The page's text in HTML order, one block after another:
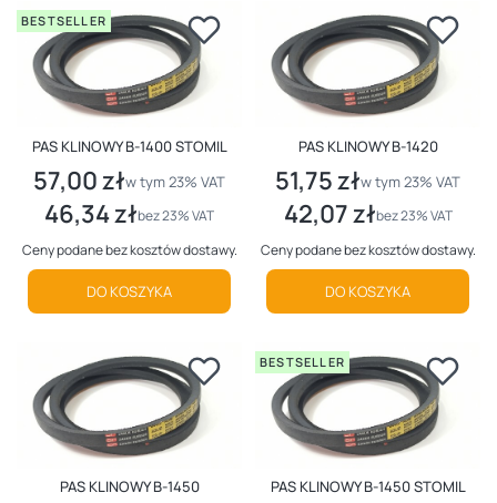
BESTSELLER
PAS KLINOWY B-1400 STOMIL
Cena brutto
57,00 złw tym %s VAT
w tym23% VAT
Cena netto
46,34 złbez 23% VAT
Ceny podane bez kosztów dostawy.
DO KOSZYKA
PAS KLINOWY B-1420
Cena brutto
51,75 złw tym %s VAT
w tym23% VAT
Cena netto
42,07 złbez 23% VAT
Ceny podane bez kosztów dostawy.
DO KOSZYKA
PAS KLINOWY B-1450
BESTSELLER
PAS KLINOWY B-1450 STOMIL